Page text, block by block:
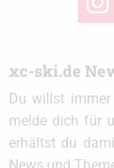
xc-ski.de
Du willst
melde dich für
erhältst du